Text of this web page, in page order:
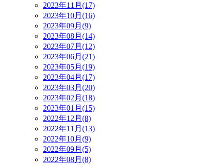
2023年11月(17)
2023年10月(16)
2023年09月(9)
2023年08月(14)
2023年07月(12)
2023年06月(21)
2023年05月(19)
2023年04月(17)
2023年03月(20)
2023年02月(18)
2023年01月(15)
2022年12月(8)
2022年11月(13)
2022年10月(9)
2022年09月(5)
2022年08月(8)